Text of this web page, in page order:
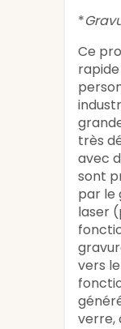
*
Ce
très
avec
sont
par le
laser
vers
verre,